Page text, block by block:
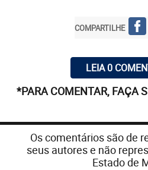
COMPARTILHE
LEIA 0
*PARA COMENTAR, FAÇA
Os comentários são de
seus autores e não
Estado de